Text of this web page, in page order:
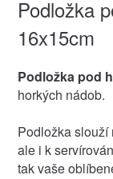
Podložka
16x15cm
Podložka pod
horkých nádob.
Podložka slouží
ale i k
tak vaše